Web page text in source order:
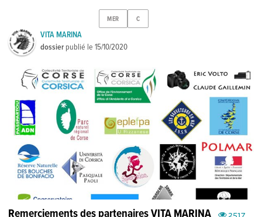
MER C
VITA MARINA
dossier publié le15/10/2020